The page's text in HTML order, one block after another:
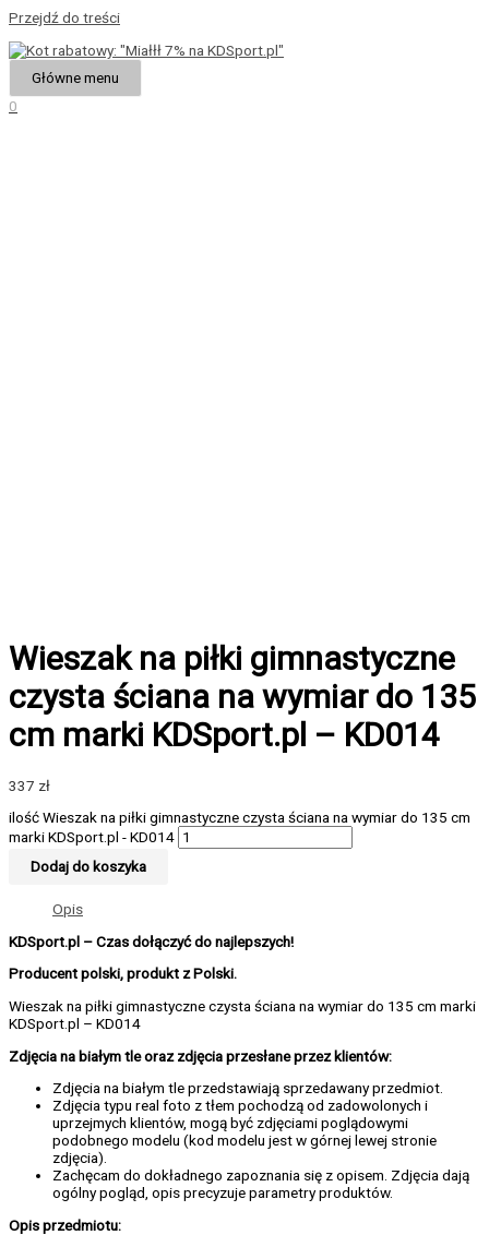
Przejdź do treści
Główne menu
0
Wieszak na piłki gimnastyczne
czysta ściana na wymiar do 135
cm marki KDSport.pl – KD014
337 zł
ilość Wieszak na piłki gimnastyczne czysta ściana na wymiar do 135 cm
marki KDSport.pl - KD014
Dodaj do koszyka
Opis
KDSport.pl – Czas dołączyć do najlepszych!
Producent polski, produkt z Polski.
Wieszak na piłki gimnastyczne czysta ściana na wymiar do 135 cm marki
KDSport.pl – KD014
Zdjęcia na białym tle oraz zdjęcia przesłane przez klientów:
Zdjęcia na białym tle przedstawiają sprzedawany przedmiot.
Zdjęcia typu real foto z tłem pochodzą od zadowolonych i
uprzejmych klientów, mogą być zdjęciami poglądowymi
podobnego modelu (kod modelu jest w górnej lewej stronie
zdjęcia).
Zachęcam do dokładnego zapoznania się z opisem. Zdjęcia dają
ogólny pogląd, opis precyzuje parametry produktów.
Opis przedmiotu: